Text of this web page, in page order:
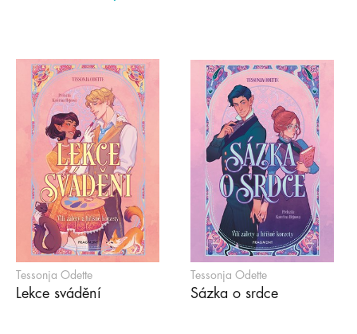
Tessonja Odette
Lekce svádění
Tessonja Odette
Sázka o srdce